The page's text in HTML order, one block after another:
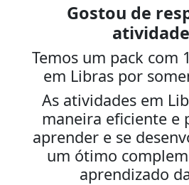
Gostou de
Temos um pack com
em Libras por
As atividades em
maneira eficiente e
aprender e se
um ótimo
aprendizado